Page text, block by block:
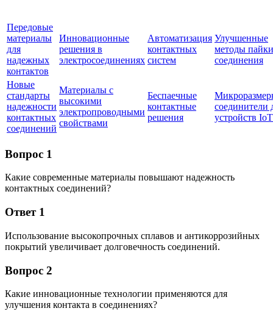
Передовые
материалы
для
надежных
контактов
Инновационные
решения в
электросоединениях
Автоматизация
контактных
систем
Улучшенные
методы
соединения
Новые
стандарты
надежности
контактных
соединений
Материалы с
высокими
электропроводными
свойствами
Беспаечные
контактные
решения
соединители
устройств IoT
Вопрос 1
Какие современные материалы повышают надежность
контактных соединений?
Ответ 1
Использование высокопрочных сплавов и антикоррозийных
покрытий увеличивает долговечность соединений.
Вопрос 2
Какие инновационные технологии применяются для
улучшения контакта в соединениях?